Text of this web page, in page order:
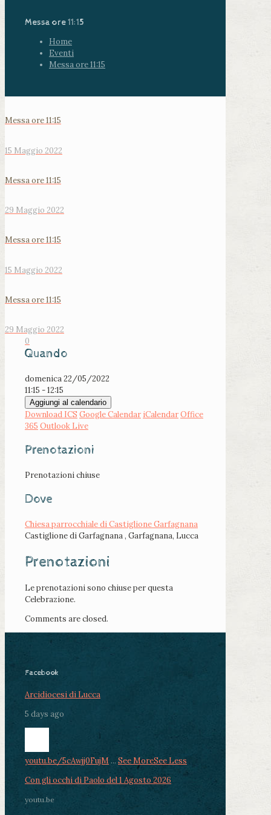
Messa ore 11:15
Home
Eventi
Messa ore 11:15
Messa ore 11:15
15 Maggio 2022
Messa ore 11:15
29 Maggio 2022
Messa ore 11:15
15 Maggio 2022
Messa ore 11:15
29 Maggio 2022
0
Quando
domenica 22/05/2022
11:15 - 12:15
Aggiungi al calendario
Download ICS Google Calendar iCalendarOffice
365 Outlook Live
Prenotazioni
Prenotazioni chiuse
Dove
Chiesa parrocchiale di Castiglione Garfagnana
Castiglione di Garfagnana , Garfagnana, Lucca
Prenotazioni
Le prenotazioni sono chiuse per questa
Celebrazione.
Comments are closed.
Facebook
Arcidiocesi di Lucca
5 days ago
youtu.be/5cAwjj0FujM ... See MoreSee Less
Con gli occhi di Paolo del 1 Agosto 2026
youtu.be